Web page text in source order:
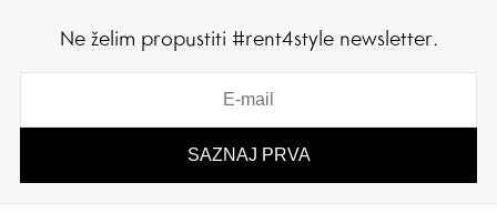
Ne želim propustiti #rent4style newsletter.